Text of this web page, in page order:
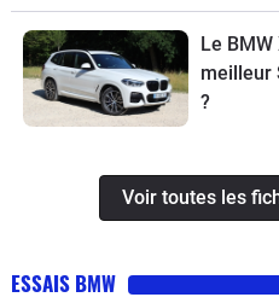
Le
meilleur
?
Voir toutes les
ESSAIS BMW